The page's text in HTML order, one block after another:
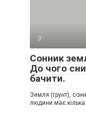
З
Сонник
До чого
бачити.
Земля (грунт),
людини має